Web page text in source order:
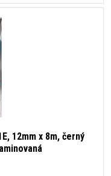
12mm x 8m, černý